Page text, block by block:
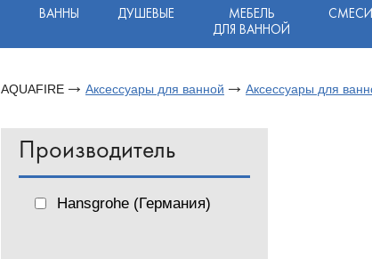
ВАННЫ ДУШЕВЫЕ
МЕБЕЛЬ
ДЛЯ ВАННОЙ
AQUAFIRE Аксессуары для ванной Аксессуары для
Производитель
Hansgrohe (Германия)